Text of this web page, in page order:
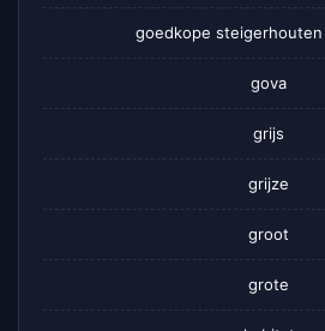
goedkope steigerhouten
gova
grijs
grijze
groot
grote